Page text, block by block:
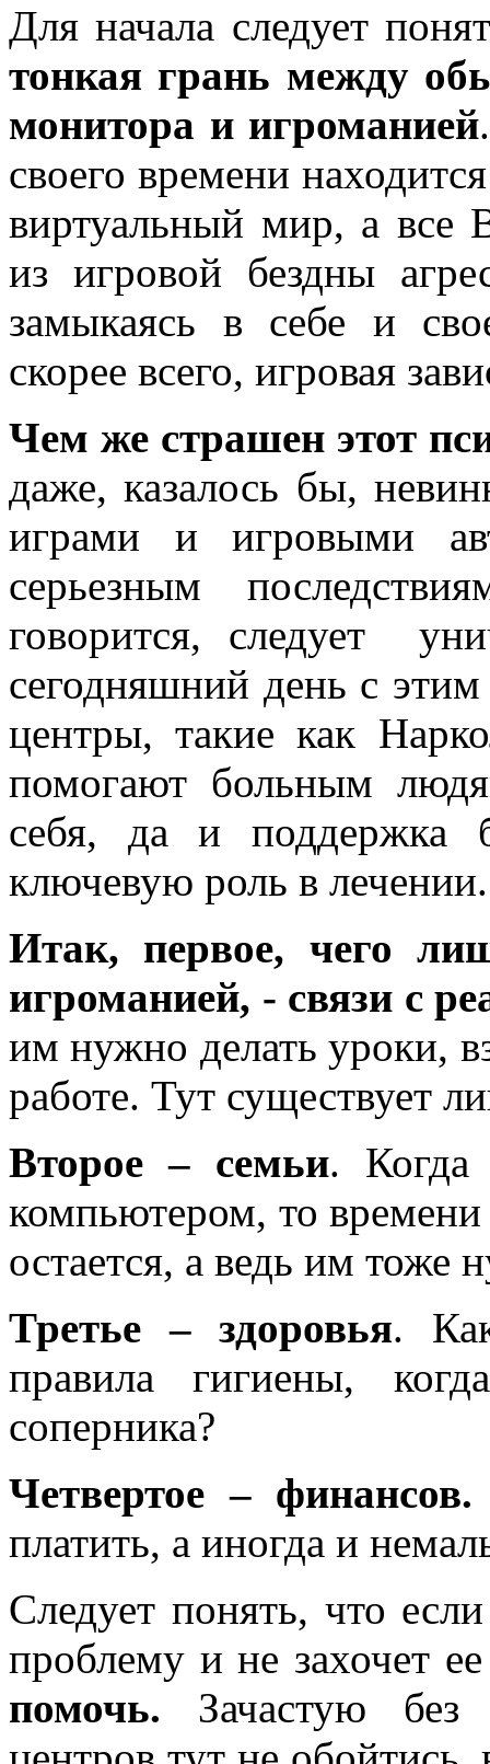
Для начала следует
тонкая грань между
монитора и игроманией
своего времени
виртуальный мир, а все
из игровой бездны
замыкаясь в себе и
скорее всего, игровая
Чем же страшен этот
даже, казалось бы,
играми и игровыми
серьезным
говорится, следует
сегодняшний день с
центры, такие как
помогают больным
себя, да и поддержка
ключевую роль в лечении.
Итак, первое, чего
игроманией, - связи с
им нужно делать уроки,
работе. Тут существует
Второе – семьи. Когда
компьютером, то
остается, а ведь им
Третье – здоровья.
правила гигиены,
соперника?
Четвертое – финансов.
платить, а иногда и
Следует понять, что
проблему и не захочет
помочь. Зачастую без